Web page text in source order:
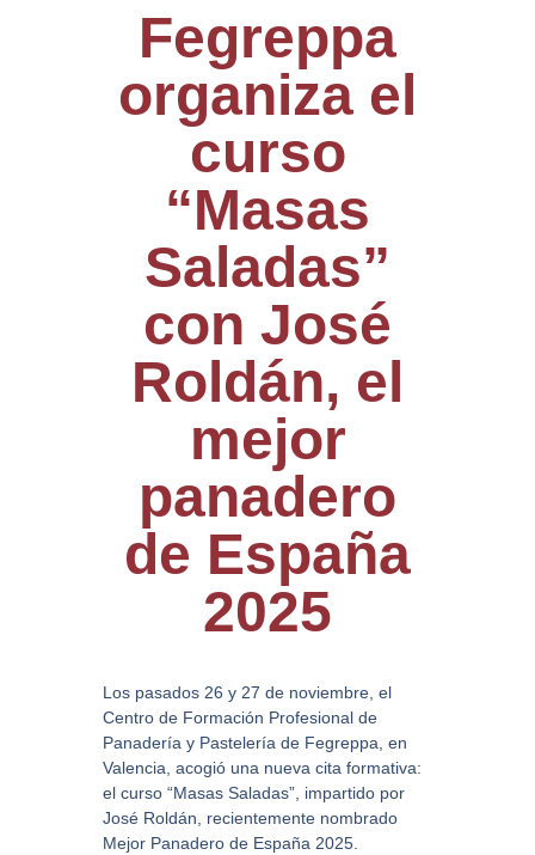
Fegreppa
organiza el
curso
“Masas
Saladas”
con José
Roldán, el
mejor
panadero
de España
2025
Los pasados 26 y 27 de noviembre, el
Centro de Formación Profesional de
Panadería y Pastelería de Fegreppa, en
Valencia, acogió una nueva cita formativa:
el curso “Masas Saladas”, impartido por
José Roldán, recientemente nombrado
Mejor Panadero de España 2025.